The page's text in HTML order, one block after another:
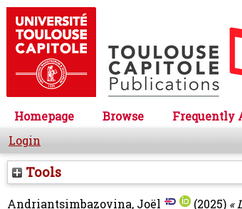
Homepage Browse Frequently
Login
Tools
Andriantsimbazovina, Joël (2025) «